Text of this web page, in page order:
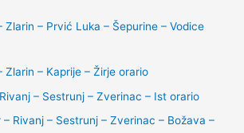
Zlarin – Prvić Luka – Šepurine – Vodice
Zlarin – Kaprije – Žirje orario
– Sestrunj – Zverinac – Ist orario
Rivanj – Sestrunj – Zverinac – Božava –